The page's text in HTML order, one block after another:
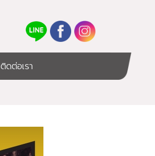
ติดต่อเรา